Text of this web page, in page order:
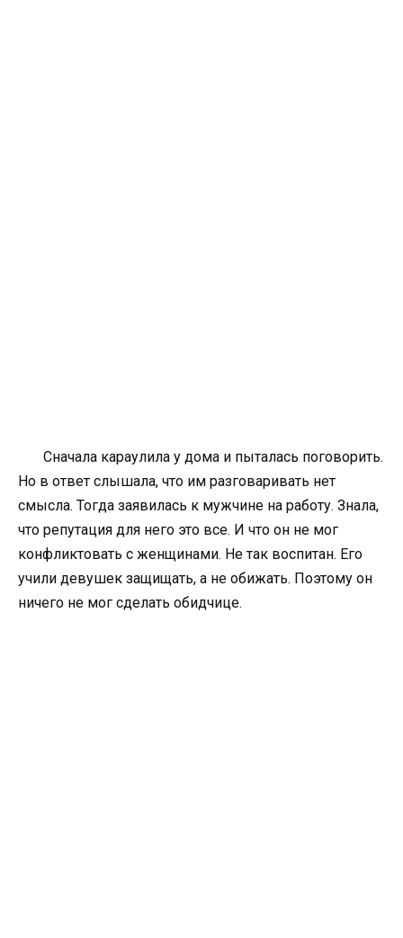
Сначала караулила у дома и пыталась поговорить.
Но в ответ слышала, что им разговаривать нет
смысла. Тогда заявилась к мужчине на работу. Знала,
что репутация для него это все. И что он не мог
конфликтовать с женщинами. Не так воспитан. Его
учили девушек защищать, а не обижать. Поэтому он
ничего не мог сделать обидчице.